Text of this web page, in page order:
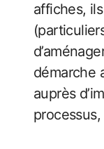
affiches,
démarche
auprès